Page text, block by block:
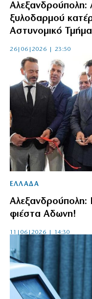
Αλεξανδρούπολη:
ξυλοδαρμού
Αστυνομικό Τμήμα
26|06|2026 | 23:50
ΕΛΛΑΔΑ
Αλεξανδρούπολη:
φιέστα Αδωνη!
11|06|2026 | 14:30